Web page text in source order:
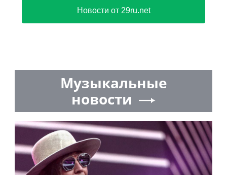
Новости от 29ru.net
Музыкальные
новости